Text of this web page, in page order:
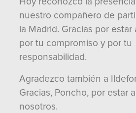
nuestro compañero de
la Madrid. Gracias por estar
por tu compromiso y por tu
responsabilidad.
Agradezco también a
Gracias, Poncho, por estar
nosotros.